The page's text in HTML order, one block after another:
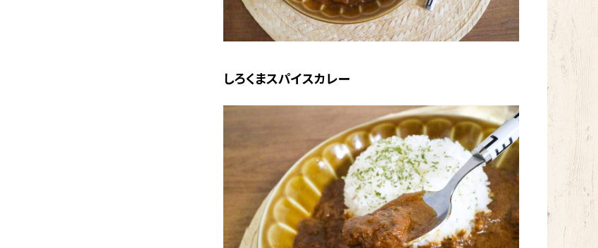
しろくまスパイスカレー